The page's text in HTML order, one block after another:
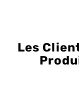
Les